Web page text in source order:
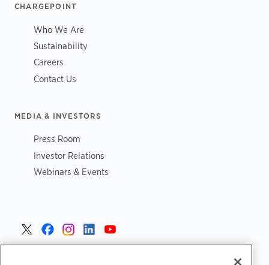
CHARGEPOINT
Who We Are
Sustainability
Careers
Contact Us
MEDIA & INVESTORS
Press Room
Investor Relations
Webinars & Events